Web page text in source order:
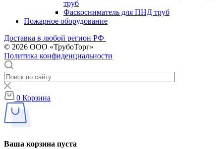
труб
Фаскосниматель для ПНД труб
Пожарное оборудование
Доставка в любой регион РФ
© 2026 ООО «ТрубоТорг»
Политика конфиденциальности
0 Корзина
Ваша корзина пуста